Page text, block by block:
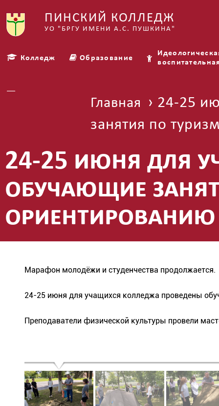
ПИНСКИЙ КОЛЛЕДЖ
УО "БРГУ ИМЕНИ А.С. ПУШКИНА"
Колледж Образование
Главная
› 24-25
занятия по
24-25 июня для
обучающие
ориентированию
Марафон молодёжи и студенчества продолжается.
24-25 июня для учащихся колледжа проведены
Преподаватели физической культуры провели